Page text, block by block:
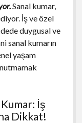
Sanal kumar,
İş ve özel
duygusal ve
sanal kumarın
yaşam
İş
Dikkat!